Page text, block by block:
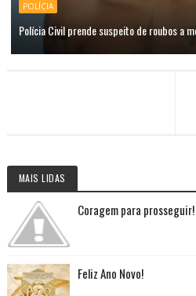
POLÍCIA
Polícia Civil prende suspeito de roubos a
MAIS LIDAS
Coragem para prosseguir!
Feliz Ano Novo!